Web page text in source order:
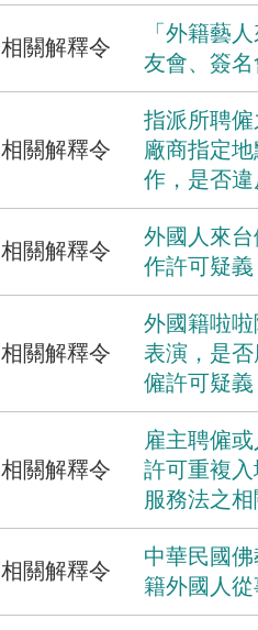
相關解釋令
「外籍藝
友會、簽名
相關解釋令
指派所聘
廠商指定
作，是否
相關解釋令
外國人來
作許可疑義
相關解釋令
外國籍啦
表演，是
僱許可疑義
相關解釋令
雇主聘僱
許可重複
服務法之
相關解釋令
中華民國
籍外國人